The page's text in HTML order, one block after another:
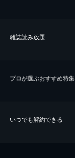
雑誌読み放題
プロが選ぶおすすめ特集
いつでも解約できる